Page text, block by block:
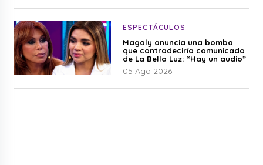
ESPECTÁCULOS
Magaly anuncia una bomba
que contradeciría comunicado
de La Bella Luz: “Hay un audio”
05 Ago 2026